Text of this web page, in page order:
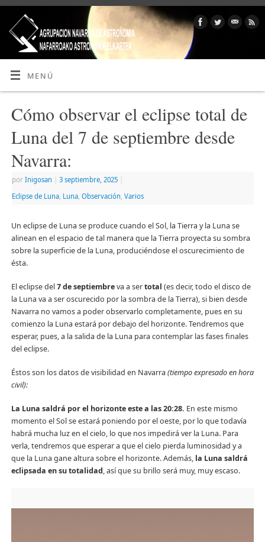
MENÚ
Cómo observar el eclipse total de
Luna del 7 de septiembre desde
Navarra:
por Inigosan 3 septiembre, 2025
Eclipse de Luna, Luna, Observación Varios
Un eclipse de Luna se produce cuando el Sol, la Tierra y la Luna se
alinean en el espacio de tal manera que la Tierra proyecta su sombra
sobre la superficie de la Luna, produciéndose el oscurecimiento de
ésta.
El eclipse del7 de septiembreva a sertotal (es decir, todo el disco de
la Luna va a ser oscurecido por la sombra de la Tierra), si bien desde
Navarra no vamos a poder observarlo completamente, pues en su
comienzo la Luna estará por debajo del horizonte. Tendremos que
esperar, pues, a la salida de la Luna para contemplar las fases finales
del eclipse.
Éstos son los datos de visibilidad en Navarra (tiempo expresado en hora
civil):
La Luna saldrá por el horizonte este a las 20:28. En este mismo
momento el Sol se estará poniendo por el oeste, por lo que todavía
habrá mucha luz en el cielo, lo que nos impedirá ver la Luna. Para
verla, tendremos que esperar a que el cielo pierda luminosidad y a
que la Luna gane altura sobre el horizonte. Además, la Luna saldrá
eclipsada en su totalidad, así que su brillo será muy, muy escaso.